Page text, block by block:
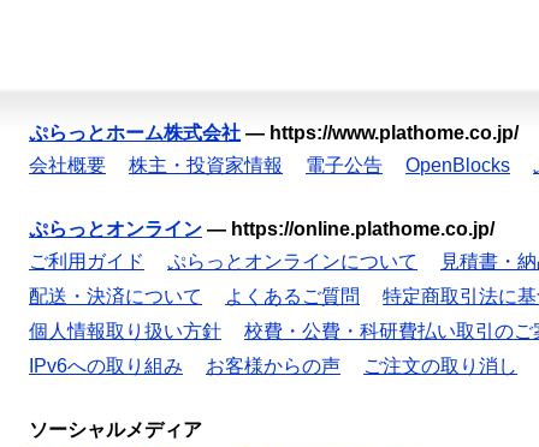
ぷらっとホーム株式会社 — https://www.plathome.co.jp/
会社概要
株主・投資家情報 電子公告 OpenBlocks
ぷらっとオンライン — https://online.plathome.co.jp/
ご利用ガイド
ぷらっとオンラインについて
見積書・
配送・決済について
よくあるご質問
特定商取引法に
個人情報取り扱い方針
校費・公費・科研費払い取引のご
IPv6への取り組み
お客様からの声 ご注文の取り消し
ソーシャルメディア